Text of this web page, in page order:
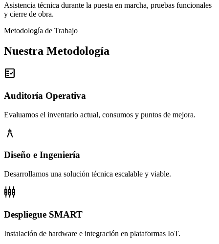
Asistencia técnica durante la puesta en marcha, pruebas funcionales
y cierre de obra.
Metodología de Trabajo
Nuestra Metodología
fact_check
Auditoría Operativa
Evaluamos el inventario actual, consumos y puntos de mejora.
architecture
Diseño e Ingeniería
Desarrollamos una solución técnica escalable y viable.
settings_input_component
Despliegue SMART
Instalación de hardware e integración en plataformas IoT.